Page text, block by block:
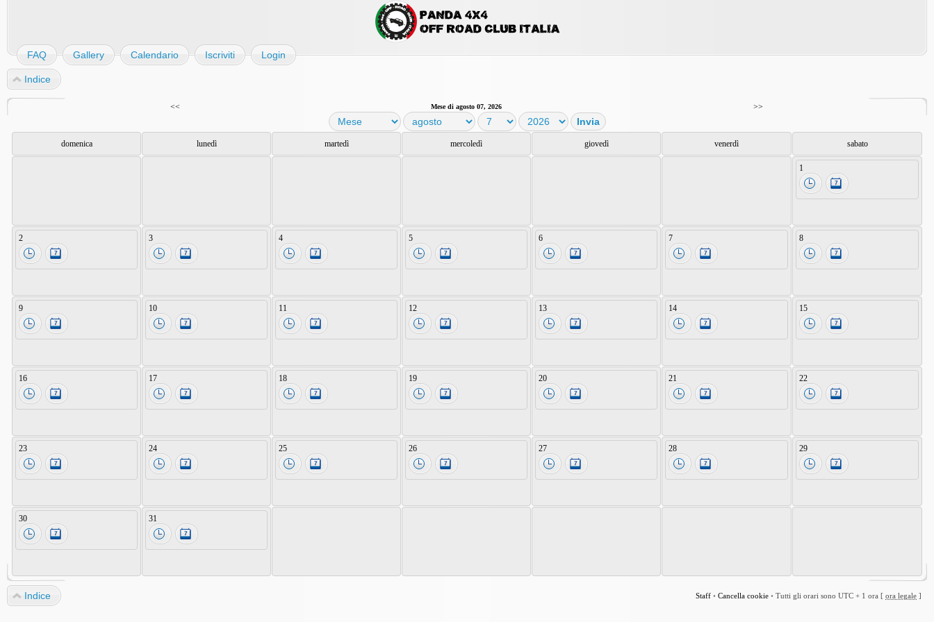
FAQ Gallery Calendario Iscriviti Login
Indice
<< Mese di agosto 07, 2026 >>
domenica lunedì martedì mercoledì giovedì venerdì sabato
1
2 3 4 5 6 7 8
9 10 11 12 13 14 15
16 17 18 19 20 21 22
23 24 25 26 27 28 29
30 31
Staff • Cancella cookie • Tutti gli orari sono UTC + 1 ora [ ora legale ]
Indice